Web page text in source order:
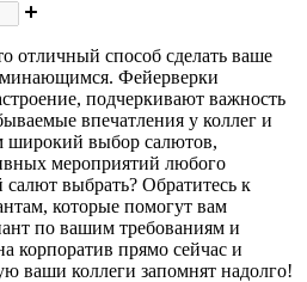
отличный способ сделать ваше
Фейерверки
подчеркивают важность
впечатления у коллег и
широкий выбор салютов,
мероприятий любого
салют выбрать? Обратитесь к
которые помогут вам
по вашим требованиям и
корпоратив прямо сейчас и
ваши коллеги запомнят надолго!